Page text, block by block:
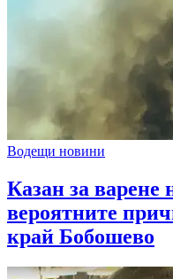
Водещи новини
Казан за варене
вероятните
край Бобошево